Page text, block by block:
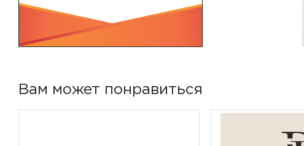
Вам может понравиться